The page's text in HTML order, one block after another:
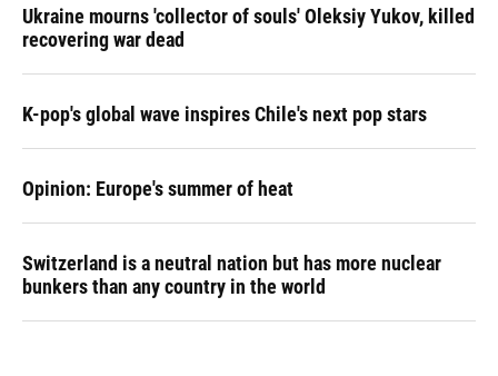
Ukraine mourns 'collector of souls' Oleksiy Yukov, killed
recovering war dead
K-pop's global wave inspires Chile's next pop stars
Opinion: Europe's summer of heat
Switzerland is a neutral nation but has more nuclear
bunkers than any country in the world